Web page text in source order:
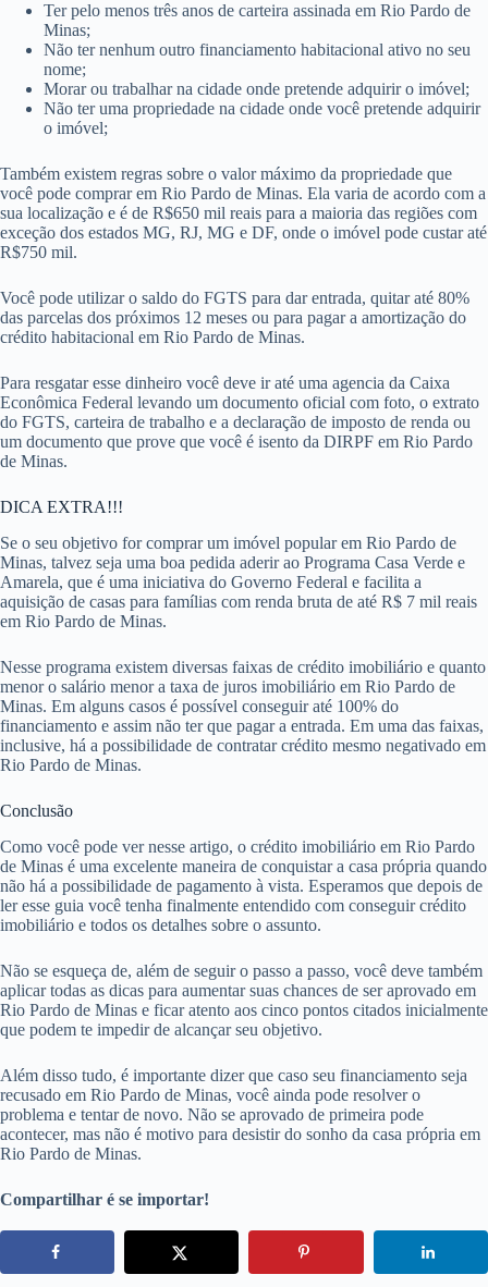
Ter pelo menos três anos de carteira assinada em Rio Pardo de
Minas;
Não ter nenhum outro financiamento habitacional ativo no seu
nome;
Morar ou trabalhar na cidade onde pretende adquirir o imóvel;
Não ter uma propriedade na cidade onde você pretende adquirir
o imóvel;
Também existem regras sobre o valor máximo da propriedade que
você pode comprar em Rio Pardo de Minas. Ela varia de acordo com a
sua localização e é de R$650 mil reais para a maioria das regiões com
exceção dos estados MG, RJ, MG e DF, onde o imóvel pode custar até
R$750 mil.
Você pode utilizar o saldo do FGTS para dar entrada, quitar até 80%
das parcelas dos próximos 12 meses ou para pagar a amortização do
crédito habitacional em Rio Pardo de Minas.
Para resgatar esse dinheiro você deve ir até uma agencia da Caixa
Econômica Federal levando um documento oficial com foto, o extrato
do FGTS, carteira de trabalho e a declaração de imposto de renda ou
um documento que prove que você é isento da DIRPF em Rio Pardo
de Minas.
DICA EXTRA!!!
Se o seu objetivo for comprar um imóvel popular em Rio Pardo de
Minas, talvez seja uma boa pedida aderir ao Programa Casa Verde e
Amarela, que é uma iniciativa do Governo Federal e facilita a
aquisição de casas para famílias com renda bruta de até R$ 7 mil reais
em Rio Pardo de Minas.
Nesse programa existem diversas faixas de crédito imobiliário e quanto
menor o salário menor a taxa de juros imobiliário em Rio Pardo de
Minas. Em alguns casos é possível conseguir até 100% do
financiamento e assim não ter que pagar a entrada. Em uma das faixas,
inclusive, há a possibilidade de contratar crédito mesmo negativado em
Rio Pardo de Minas.
Conclusão
Como você pode ver nesse artigo, o crédito imobiliário em Rio Pardo
de Minas é uma excelente maneira de conquistar a casa própria quando
não há a possibilidade de pagamento à vista. Esperamos que depois de
ler esse guia você tenha finalmente entendido com conseguir crédito
imobiliário e todos os detalhes sobre o assunto.
Não se esqueça de, além de seguir o passo a passo, você deve também
aplicar todas as dicas para aumentar suas chances de ser aprovado em
Rio Pardo de Minas e ficar atento aos cinco pontos citados inicialmente
que podem te impedir de alcançar seu objetivo.
Além disso tudo, é importante dizer que caso seu financiamento seja
recusado em Rio Pardo de Minas, você ainda pode resolver o
problema e tentar de novo. Não se aprovado de primeira pode
acontecer, mas não é motivo para desistir do sonho da casa própria em
Rio Pardo de Minas.
Compartilhar é se importar!